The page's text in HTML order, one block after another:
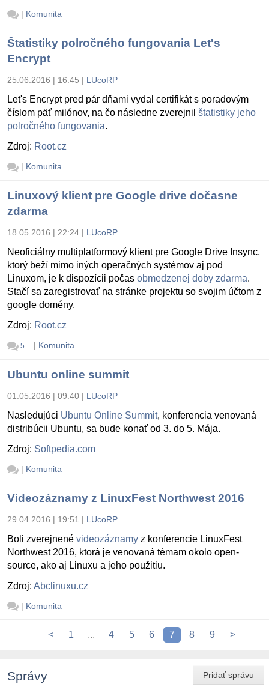
| Komunita
Štatistiky polročného fungovania Let's
Encrypt
25.06.2016 | 16:45 | LUcoRP
Let's Encrypt pred pár dňami vydal certifikát s poradovým
číslom päť milónov, na čo následne zverejnil štatistiky jeho
polročného fungovania.
Zdroj: Root.cz
| Komunita
Linuxový klient pre Google drive dočasne
zdarma
18.05.2016 | 22:24 | LUcoRP
Neoficiálny multiplatformový klient pre Google Drive Insync,
ktorý beží mimo iných operačných systémov aj pod
Linuxom, je k dispozícii počas obmedzenej doby zdarma.
Stačí sa zaregistrovať na stránke projektu so svojim účtom z
google domény.
Zdroj: Root.cz
5 | Komunita
Ubuntu online summit
01.05.2016 | 09:40 | LUcoRP
Nasledujúci Ubuntu Online Summit, konferencia venovaná
distribúcii Ubuntu, sa bude konať od 3. do 5. Mája.
Zdroj: Softpedia.com
| Komunita
Videozáznamy z LinuxFest Northwest 2016
29.04.2016 | 19:51 | LUcoRP
Boli zverejnené videozáznamy z konferencie LinuxFest
Northwest 2016, ktorá je venovaná témam okolo open-
source, ako aj Linuxu a jeho použitiu.
Zdroj: Abclinuxu.cz
| Komunita
< 1 ... 4 5 6 7 8 9 >
Pridať správu
Správy